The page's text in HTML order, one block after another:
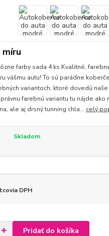
farby sada 4 ks Kvalitné,
vášmu autu! To sú parádne
variantoch, ktoré dovedú
farebnú variantu tu nájde ako
ale aj drsný tunning chla... celý
Skladom
DPH
Pridať do košíka